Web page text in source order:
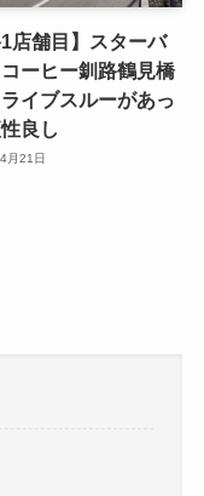
1店舗目】スターバ
ーヒー釧路鶴見橋
イブスルーがあっ
良し
月21日